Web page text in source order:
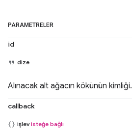
PARAMETRELER
id
dize
Alınacak alt ağacın kökünün kimliği.
callback
işlevisteğe bağlı